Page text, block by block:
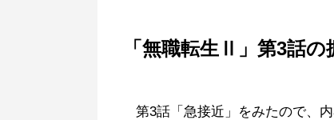
「無職転生Ⅱ」第3話
第3話「急接近」をみたので、